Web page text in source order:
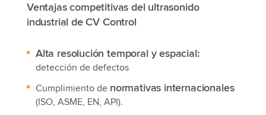
Ventajas competitivas del ultrasonido
industrial de CV Control
Alta resolución temporal y espacial:
detección de defectos
Cumplimiento de normativas internacionales
(ISO, ASME, EN, API).